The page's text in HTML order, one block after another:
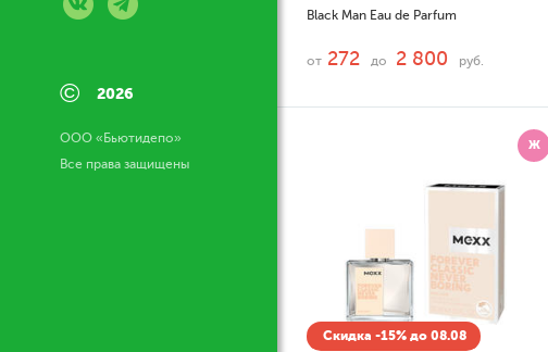
© 2026
ООО «Бьютидепо»
Все права защищены
Black Man Eau de Parfum
от 272 до 2 800 руб.
Ж
Скидка -15% до 08.08